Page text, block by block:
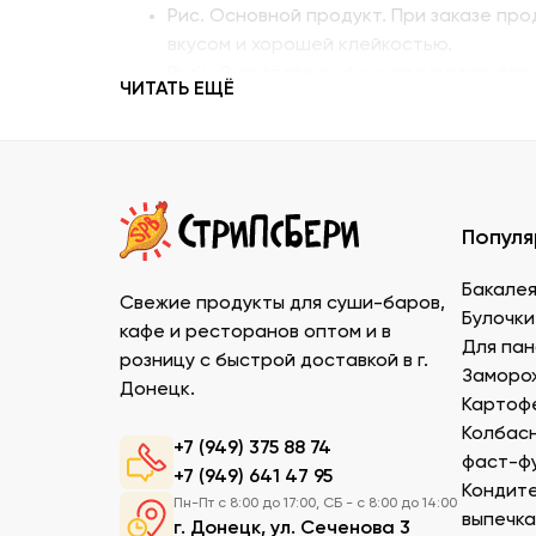
Рис. Основной продукт. При заказе
Рыбу. В составе рыбных продуктов
напоминающий сладкое мясо угря,
Водоросли. Комбу, нори –
Икру масаго, тобико. Свежайшие
Белый и черный кунжут. Придает
расфасовке. Используются для
Уксус рисовый. Заказать этот
Соевый соус. Приготовленный по
Преимущества заказа в СтриПсБери
Чтобы купить продукты для суши в ДНР от
гарантируем нашим клиентам следующие
ЧИТАТЬ ЕЩЁ
Свежие продукты для суши-баров,
кафе и ресторанов оптом и в
розницу с быстрой доставкой в г.
Донецк.
+7 (949) 375 88 74
+7 (949) 641 47 95
Пн-Пт с 8:00 до 17:00, СБ - с 8:00 до 14:00
г. Донецк, ул. Сеченова 3
Бакалея
Для
фаст-